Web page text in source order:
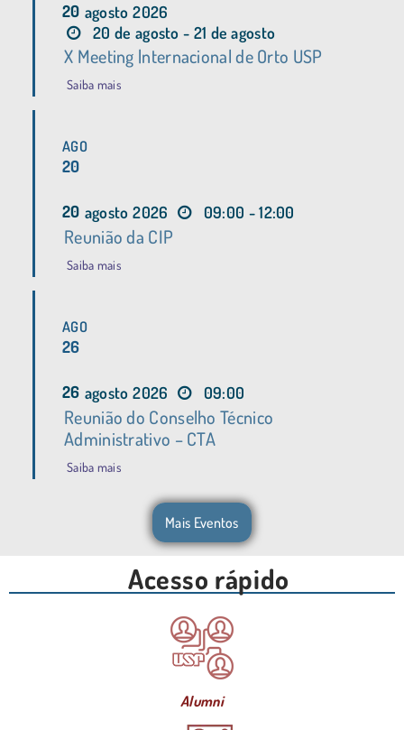
20 agosto 2026
20 de agosto - 21 de agosto
X Meeting |nternacional de Orto USP
Saiba mais
AGO
20
20 agosto 2026 09:00 - 12:00
Reunião da CIP
Saiba mais
AGO
26
26 agosto 2026 09:00
Reunião do Conselho Técnico
Administrativo – CTA
Saiba mais
Mais Eventos
Acesso rápido
Alumni